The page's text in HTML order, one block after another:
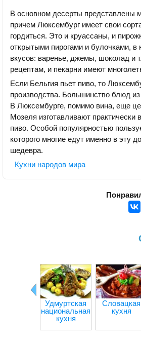
В основном десерты представлены
причем Люксембург имеет свои
гордиться. Это и круассаны, и
открытыми пирогами и булочками,
вкусов: варенье, джемы, шоколад и
рецептам, и пекарни имеют
Если Бельгия пьет пиво, то
производства. Большинство блюд
В Люксембурге, помимо вина, еще
Мозеля изготавливают практически
пиво. Особой популярностью
которого многие едут именно в эту
шедевра.
Кухни народов мира
Удмуртская
национальная
кухня
Словацкая
кухня